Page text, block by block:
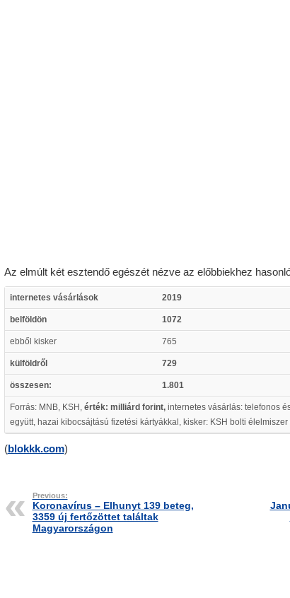
Az elmúlt két esztendő egészét nézve az előbbiekhez
internetes vásárlások 2019
belföldön 1072
ebből kisker 765
külföldről 729
összesen: 1.801
Forrás: MNB, KSH, érték: milliárd forint, internetes vásárlás: telefonos
együtt, hazai kibocsájtású fizetési kártyákkal, kisker: KSH bolti
(blokkk.com)
Previous:
Koronavírus – Elhunyt 139 beteg,
3359 új fertőzöttet találtak
Magyarországon